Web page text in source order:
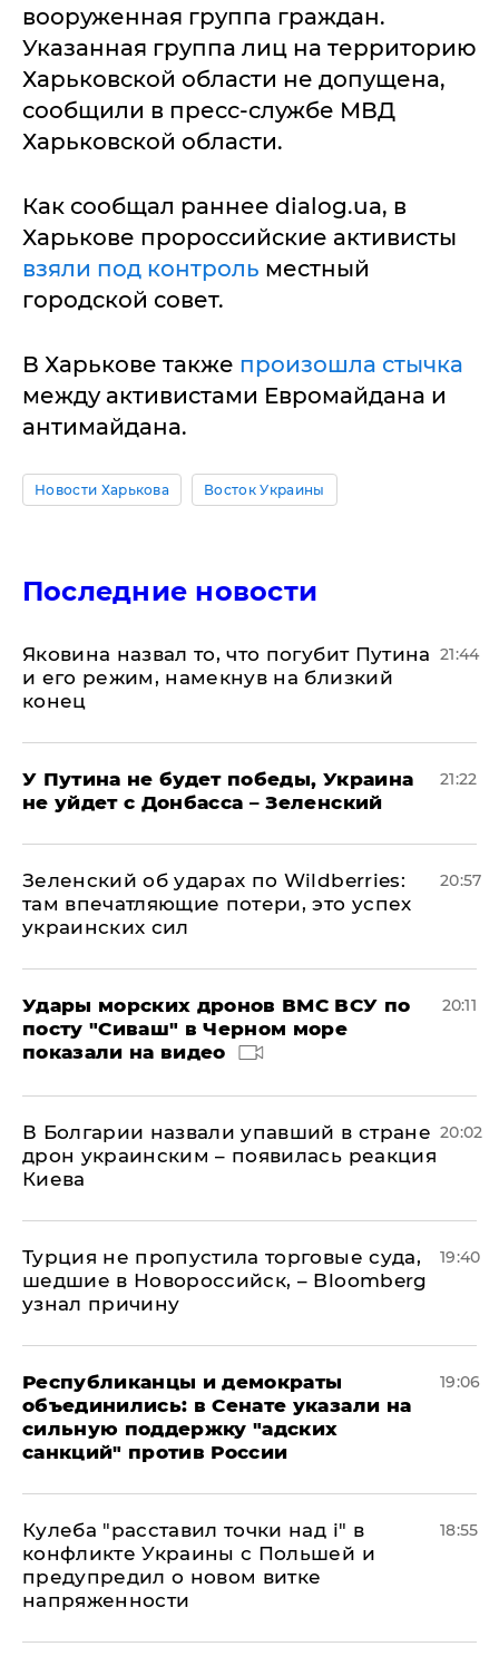
вооруженная группа граждан.
Указанная группа лиц на территорию
Харьковской области не допущена,
сообщили в пресс-службе МВД
Харьковской области.
Как сообщал раннее dialog.ua, в
Харькове пророссийские активисты
взяли под контроль местный
городской совет.
В Харькове также произошла стычка
между активистами Евромайдана и
антимайдана.
Новости Харькова Восток Украины
Последние новости
Яковина назвал то, что погубит Путина
и его режим, намекнув на близкий
конец
21:44
У Путина не будет победы, Украина
не уйдет с Донбасса – Зеленский
21:22
Зеленский об ударах по Wildberries:
там впечатляющие потери, это успех
украинских сил
20:57
Удары морских дронов ВМС ВСУ по
посту "Сиваш" в Черном море
показали на видео
20:11
В Болгарии назвали упавший в стране
дрон украинским – появилась реакция
Киева
20:02
Турция не пропустила торговые суда,
шедшие в Новороссийск, – Bloomberg
узнал причину
19:40
Республиканцы и демократы
объединились: в Сенате указали на
сильную поддержку "адских
санкций" против России
19:06
Кулеба "расставил точки над і" в
конфликте Украины с Польшей и
предупредил о новом витке
напряженности
18:55